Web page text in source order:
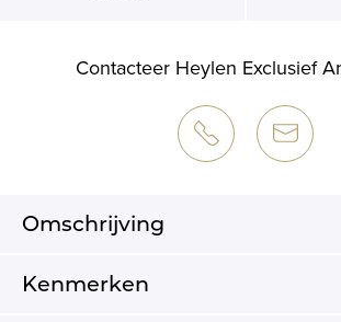
Contacteer Heylen Exclusief
Omschrijving
Kenmerken